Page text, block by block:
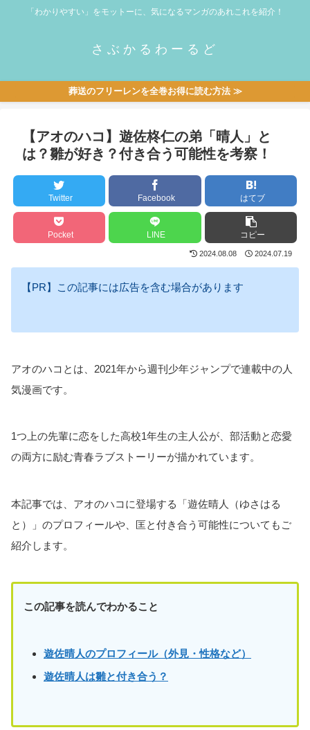
「わかりやすい」をモットーに、気になるマンガのあれこれを紹介！
さぶかるわーるど
葬送のフリーレンを全巻お得に読む方法 ≫
【アオのハコ】遊佐柊仁の弟「晴人」と
は？雛が好き？付き合う可能性を考察！
Twitter Facebook はてブ
Pocket LINE コピー
2024.08.08 2024.07.19
【PR】この記事には広告を含む場合があります
アオのハコとは、2021年から週刊少年ジャンプで連載中の人
気漫画です。
1つ上の先輩に恋をした高校1年生の主人公が、部活動と恋愛
の両方に励む青春ラブストーリーが描かれています。
本記事では、アオのハコに登場する「遊佐晴人（ゆさはる
と）」のプロフィールや、匡と付き合う可能性についてもご
紹介します。
この記事を読んでわかること
遊佐晴人のプロフィール（外見・性格など）
遊佐晴人は雛と付き合う？